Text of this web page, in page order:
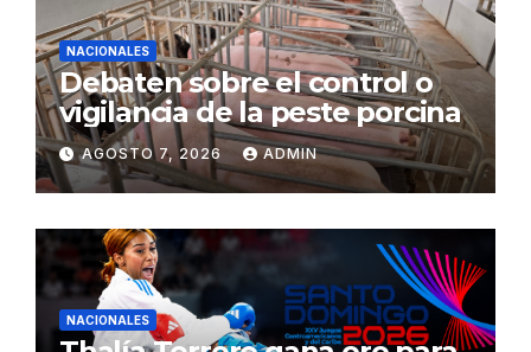
NACIONALES
Debaten sobre el control o
vigilancia de la peste porcina
AGOSTO 7, 2026 ADMIN
NACIONALES